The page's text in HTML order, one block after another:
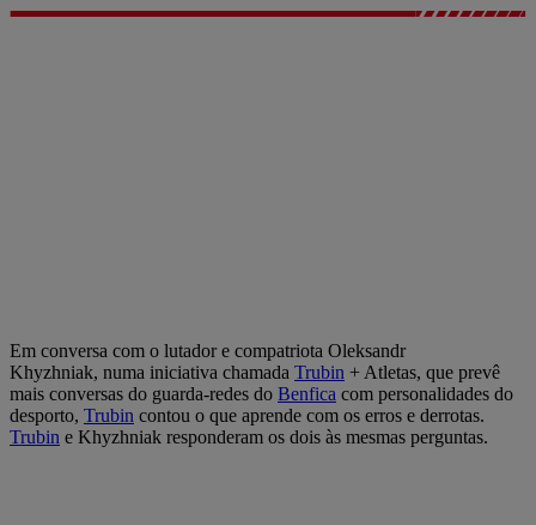
Em conversa com o lutador e compatriota Oleksandr
Khyzhniak, numa iniciativa chamada Trubin + Atletas, que prevê
mais conversas do guarda-redes do Benfica com personalidades do
desporto, Trubin contou o que aprende com os erros e derrotas.
Trubin e Khyzhniak responderam os dois às mesmas perguntas.